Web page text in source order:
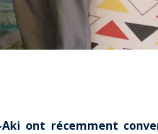
ont récemment